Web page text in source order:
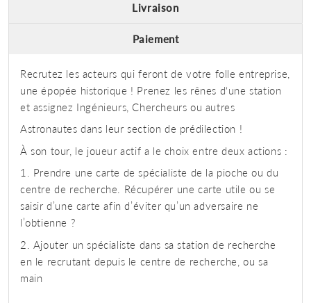
Livraison
Paiement
Recrutez les acteurs qui feront de votre folle entreprise,
une épopée historique ! Prenez les rênes d‘une station
et assignez Ingénieurs, Chercheurs ou autres
Astronautes dans leur section de prédilection !
À son tour, le joueur actif a le choix entre deux actions :
1. Prendre une carte de spécialiste de la pioche ou du
centre de recherche. Récupérer une carte utile ou se
saisir d’une carte afin d’éviter qu’un adversaire ne
l’obtienne ?
2. Ajouter un spécialiste dans sa station de recherche
en le recrutant depuis le centre de recherche, ou sa
main